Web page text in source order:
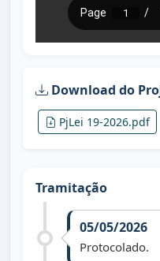
Download do
PjLei 19-2026.pdf
Tramitação
05/05/2026
Protocolado.